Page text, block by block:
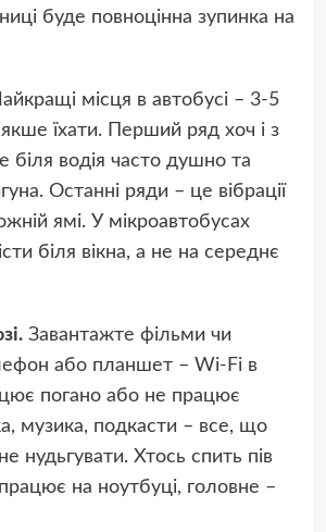
буде повноцінна зупинка на
місця в автобусі – 3-5
їхати. Перший ряд хоч і з
біля водія часто душно та
Останні ряди – це вібрації
ямі. У мікроавтобусах
біля вікна, а не на середнє
Завантажте фільми чи
або планшет – Wi-Fi в
погано або не працює
музика, подкасти – все, що
нудьгувати. Хтось спить пів
на ноутбуці, головне –